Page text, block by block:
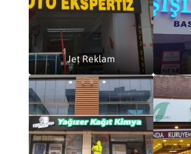
Jet Reklam